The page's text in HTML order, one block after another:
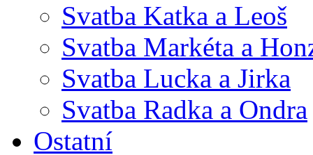
Svatba Katka a Leoš
Svatba Markéta a
Svatba Lucka a Jirka
Svatba Radka a Ondra
Ostatní